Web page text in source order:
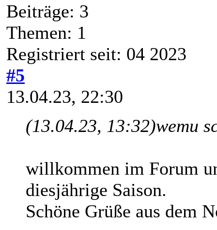
Beiträge: 3
Themen: 1
Registriert seit: 04 2023
#5
13.04.23, 22:30
(13.04.23, 13:32)wemu
willkommen im Forum
diesjährige Saison.
Schöne Grüße aus dem